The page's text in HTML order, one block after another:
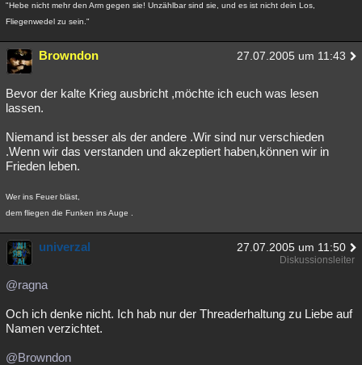
"Hebe nicht mehr den Arm gegen sie! Unzählbar sind sie, und es ist nicht dein Los,
Fliegenwedel zu sein."
Browndon 27.07.2005 um 11:43
Bevor der kalte Krieg ausbricht ,möchte ich euch was lesen
lassen.
Niemand ist besser als der andere .Wir sind nur verschieden
.Wenn wir das verstanden und akzeptiert haben,können wir in
Frieden leben.
Wer ins Feuer bläst,
dem fliegen die Funken ins Auge .
univerzal 27.07.2005 um 11:50
Diskussionsleiter
@ragna
Och ich denke nicht. Ich hab nur der Threaderhaltung zu Liebe auf
Namen verzichtet.
@Browndon